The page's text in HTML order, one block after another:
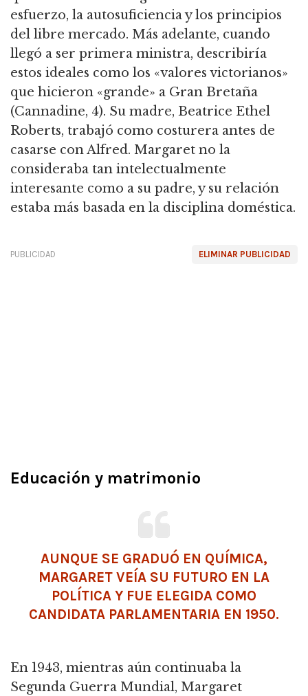
esfuerzo, la autosuficiencia y los principios
del libre mercado. Más adelante, cuando
llegó a ser primera ministra, describiría
estos ideales como los «valores victorianos»
que hicieron «grande» a Gran Bretaña
(Cannadine, 4). Su madre, Beatrice Ethel
Roberts, trabajó como costurera antes de
casarse con Alfred. Margaret no la
consideraba tan intelectualmente
interesante como a su padre, y su relación
estaba más basada en la disciplina doméstica.
ELIMINAR PUBLICIDAD
PUBLICIDAD
Educación y matrimonio
AUNQUE SE GRADUÓ EN QUÍMICA,
MARGARET VEÍA SU FUTURO EN LA
POLÍTICA Y FUE ELEGIDA COMO
CANDIDATA PARLAMENTARIA EN 1950.
En 1943, mientras aún continuaba la
Segunda Guerra Mundial, Margaret